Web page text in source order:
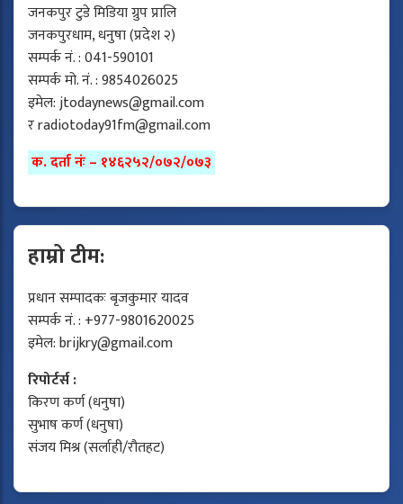
जनकपुर टुडे मिडिया ग्रुप प्रालि
जनकपुरधाम, धनुषा (प्रदेश २)
सम्पर्क नं. : 041-590101
सम्पर्क मो. नं. : 9854026025
इमेल:jtodaynews@gmail.com
रradiotoday91fm@gmail.com
क. दर्ता नंः – १४६२५२/०७२/०७३
हाम्रो टीम:
प्रधान सम्पादकः बृजकुमार यादव
सम्पर्क नं. : +977-9801620025
इमेल:brijkry@gmail.com
रिपोर्टर्स :
किरण कर्ण (धनुषा)
सुभाष कर्ण (धनुषा)
संजय मिश्र (सर्लाही/रौतहट)